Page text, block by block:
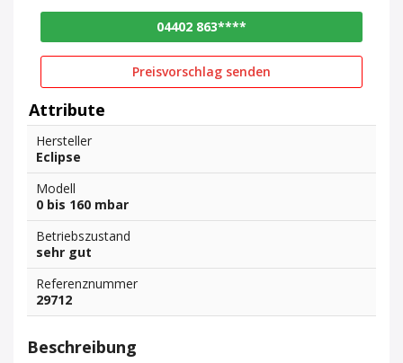
04402 863****
Preisvorschlag senden
Attribute
Hersteller
Eclipse
Modell
0 bis 160 mbar
Betriebszustand
sehr gut
Referenznummer
29712
Beschreibung